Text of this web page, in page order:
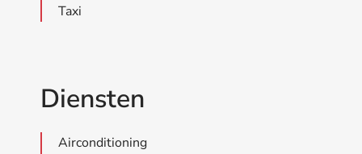
Taxi
Diensten
Airconditioning